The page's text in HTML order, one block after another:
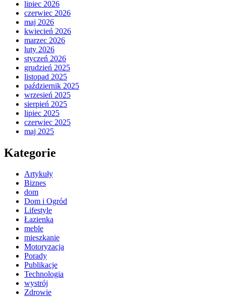
lipiec 2026
czerwiec 2026
maj 2026
kwiecień 2026
marzec 2026
luty 2026
styczeń 2026
grudzień 2025
listopad 2025
październik 2025
wrzesień 2025
sierpień 2025
lipiec 2025
czerwiec 2025
maj 2025
Kategorie
Artykuły
Biznes
dom
Dom i Ogród
Lifestyle
Łazienka
meble
mieszkanie
Motoryzacja
Porady
Publikacje
Technologia
wystrój
Zdrowie